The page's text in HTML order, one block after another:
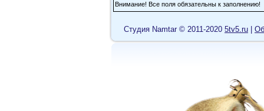
Внимание! Все поля обязательны к заполнению!
Cтудия Namtar © 2011-2020 5tv5.ru